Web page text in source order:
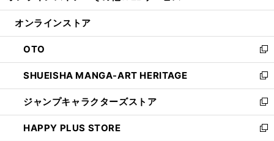
開
ン
ウ
で
開
く
ウ
ン
ド
ウ
で
開
く
オンラインストア
OTO
新
し
い
ウ
ィ
ン
ド
SHUEISHA MANGA-ART HERITAGE
新
し
い
ウ
ィ
ジャンプキャラクターズストア
新
し
い
HAPPY PLUS STORE
新